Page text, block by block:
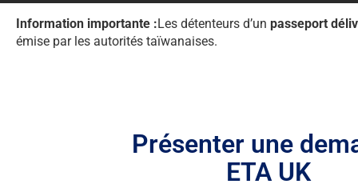
Information importante :Les détenteurs d’un passeport
émise par les autorités taïwanaises.
Présenter une
ETA UK